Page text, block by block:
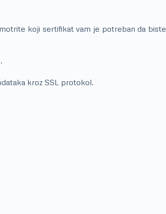
koji sertifikat vam je potreban da biste
kroz SSL protokol.